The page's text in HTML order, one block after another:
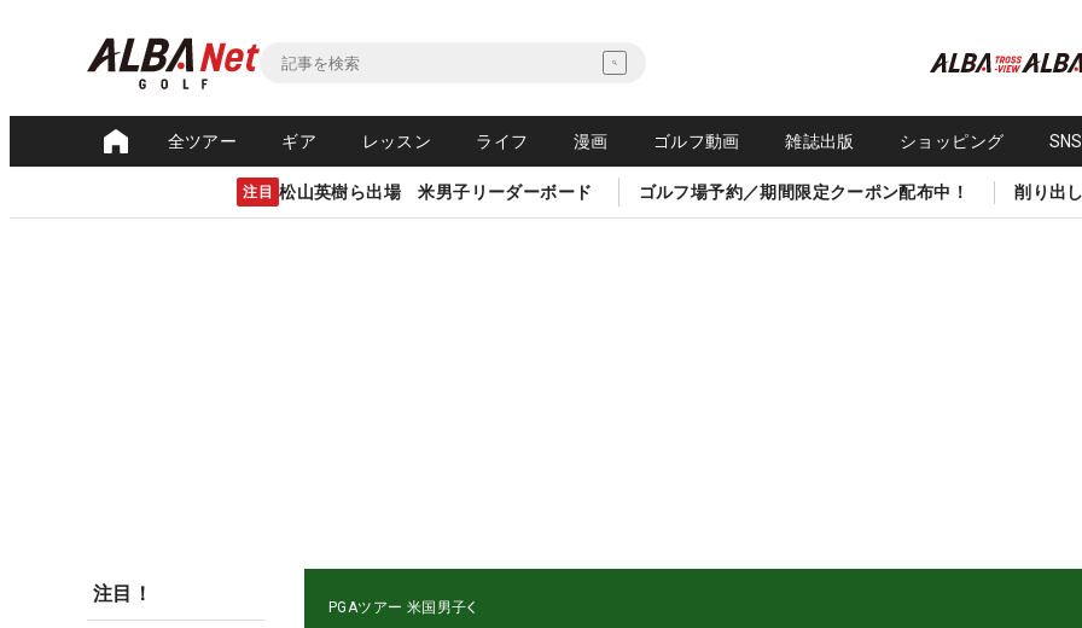
全ツアー ギア レッスン ライフ 漫画 ゴルフ動画 雑誌出版 ショッピング
注目 松山英樹ら出場 米男子リーダーボード ゴルフ場予約／期間限定クーポン配布中！ 削り出
注目！
PGAツアー 米国男子